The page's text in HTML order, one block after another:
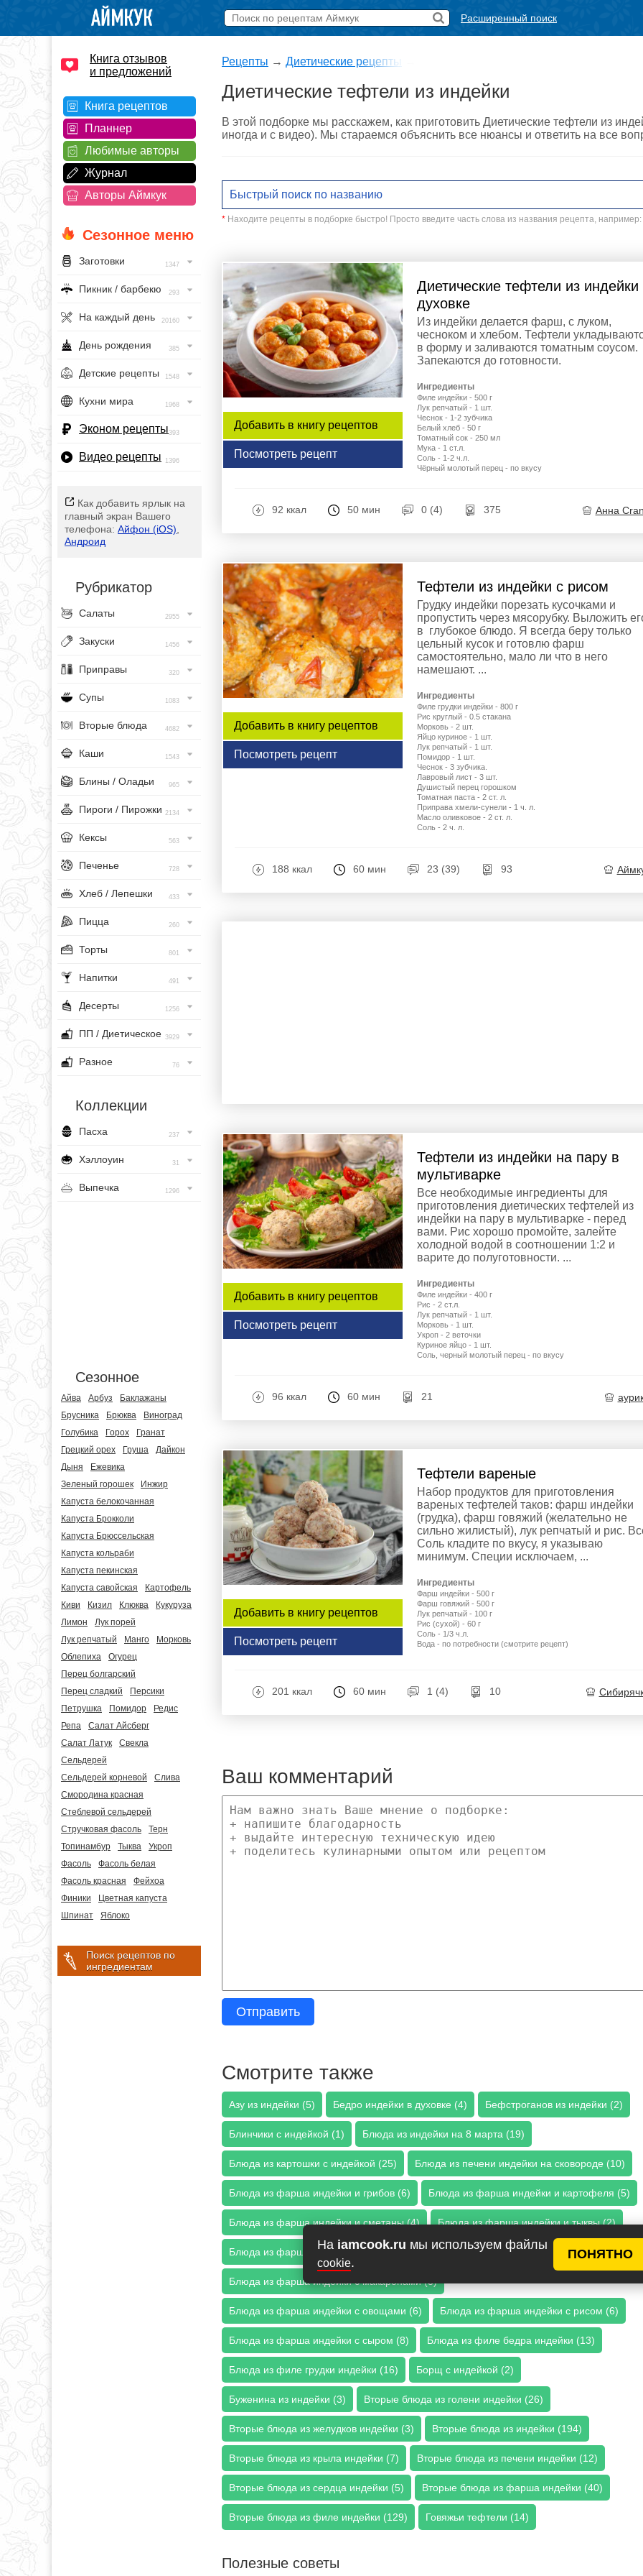
На iamcook.ru мы используем файлы
cookie.
ПОНЯТНО
Расширенный поиск
Книга отзывов
и предложений
Книга рецептов
Планнер
Любимые авторы
Журнал
Авторы Аймкук
Сезонное меню
Заготовки 1347
Пикник / барбекю 293
На каждый день 20160
День рождения 385
Детские рецепты 1548
Кухни мира 1968
Эконом рецепты393
Видео рецепты 1396
Как добавить ярлык на
главный экран Вашего
телефона: Айфон (iOS)
Андроид
Рубрикатор
Салаты 2955
Закуски 1456
Приправы 320
Супы 1083
Вторые блюда 4682
Каши 1543
Блины / Оладьи 965
Пироги / Пирожки 2134
Кексы 563
Печенье 728
Хлеб / Лепешки 433
Пицца 260
Торты 801
Напитки 491
Десерты 1256
ПП / Диетическое 3929
Разное 76
Коллекции
Пасха 237
Хэллоуин 31
Выпечка 1296
Сезонное
Айва Арбуз
Баклажаны
Брусника
Брюква
Виноград
Голубика
Горох
Гранат
Грецкий орех
Груша
Дайкон
Дыня
Ежевика
Зеленый горошек
Инжир
Капуста белокочанная
Капуста Брокколи
Капуста Брюссельская
Капуста кольраби
Капуста пекинская
Капуста савойская
Картофель
Киви
Кизил Клюква
Кукуруза
Лимон
Лук порей
Лук репчатый
Манго
Морковь
Облепиха
Огурец
Перец болгарский
Перец сладкий
Персики
Петрушка
Помидор
Редис
Репа
Салат Айсберг
Салат Латук
Свекла
Сельдерей
Сельдерей корневой
Слива
Смородина красная
Стеблевой сельдерей
Стручковая фасоль
Терн
Топинамбур
Тыква
Укроп
Фасоль
Фасоль белая
Фасоль красная
Фейхоа
Финики
Цветная капуста
Шпинат
Яблоко
Поиск рецептов по
ингредиентам
Рецепты → Диетические рецепты
Диетические тефтели из индейки
В этой подборке мы расскажем, как приготовить Диетические тефтели из
иногда и с видео). Мы стараемся объяснить все нюансы и ответить на все
* Находите рецепты в подборке быстро! Просто введите часть слова из названия рецепта, например:
Добавить в книгу рецептов
Посмотреть рецепт
Диетические тефтели из индейки
духовке
Из индейки делается фарш, с луком,
чесноком и хлебом. Тефтели
в форму и заливаются томатным соусом.
Запекаются до готовности.
Ингредиенты
Филе индейки - 500 г
Лук репчатый - 1 шт.
Чеснок - 1-2 зубчика
Белый хлеб - 50 г
Томатный сок - 250 мл
Мука - 1 ст.л.
Соль - 1-2 ч.л.
Чёрный молотый перец - по вкусу
92 ккал 50 мин 0 (4) 375 Анна
Добавить в книгу рецептов
Посмотреть рецепт
Тефтели из индейки с рисом
Грудку индейки порезать кусочками и
пропустить через мясорубку. Выложить
в глубокое блюдо. Я всегда беру только
цельный кусок и готовлю фарш
самостоятельно, мало ли что в него
намешают. ...
Ингредиенты
Филе грудки индейки - 800 г
Рис круглый - 0.5 стакана
Морковь - 2 шт.
Яйцо куриное - 1 шт.
Лук репчатый - 1 шт.
Помидор - 1 шт.
Чеснок - 3 зубчика.
Лавровый лист - 3 шт.
Душистый перец горошком
Томатная паста - 2 ст. л.
Приправа хмели-сунели - 1 ч. л.
Масло оливковое - 2 ст. л.
Соль - 2 ч. л.
188 ккал 60 мин 23 (39) 93
Добавить в книгу рецептов
Посмотреть рецепт
Тефтели из индейки на пару в
мультиварке
Все необходимые ингредиенты для
приготовления диетических тефтелей из
индейки на пару в мультиварке - перед
вами. Рис хорошо промойте, залейте
холодной водой в соотношении 1:2 и
варите до полуготовности. ...
Ингредиенты
Филе индейки - 400 г
Рис - 2 ст.л.
Лук репчатый - 1 шт.
Морковь - 1 шт.
Укроп - 2 веточки
Куриное яйцо - 1 шт.
Соль, черный молотый перец - по вкусу
96 ккал 60 мин 21
Добавить в книгу рецептов
Посмотреть рецепт
Тефтели вареные
Набор продуктов для приготовления
вареных тефтелей таков: фарш индейки
(грудка), фарш говяжий (желательно не
сильно жилистый), лук репчатый и рис.
Соль кладите по вкусу, я указываю
минимум. Специи исключаем, ...
Ингредиенты
Фарш индейки - 500 г
Фарш говяжий - 500 г
Лук репчатый - 100 г
Рис (сухой) - 60 г
Соль - 1/3 ч.л.
Вода - по потребности (смотрите рецепт)
201 ккал 60 мин 1 (4) 10
Ваш комментарий
Отправить
Смотрите также
Азу из индейки (5) Бедро индейки в духовке (4) Бефстроганов из индейки (2)
Блинчики с индейкой (1) Блюда из индейки на 8 марта (19)
Блюда из картошки с индейкой (25) Блюда из печени индейки на сковороде (10)
Блюда из фарша индейки и грибов (6) Блюда из фарша индейки и картофеля (5)
Блюда из фарша индейки и сметаны (4) Блюда из фарша индейки и тыквы (2)
Блюда из фарша индейки с кабачком (10) Блюда из фарша индейки с капустой (5)
Блюда из фарша индейки с макаронами (3)
Блюда из фарша индейки с овощами (6) Блюда из фарша индейки с рисом (6)
Блюда из фарша индейки с сыром (8) Блюда из филе бедра индейки (13)
Блюда из филе грудки индейки (16) Борщ с индейкой (2)
Буженина из индейки (3) Вторые блюда из голени индейки (26)
Вторые блюда из желудков индейки (3) Вторые блюда из индейки (194)
Вторые блюда из крыла индейки (7) Вторые блюда из печени индейки (12)
Вторые блюда из сердца индейки (5) Вторые блюда из фарша индейки (40)
Вторые блюда из филе индейки (129) Говяжьи тефтели (14)
Полезные советы